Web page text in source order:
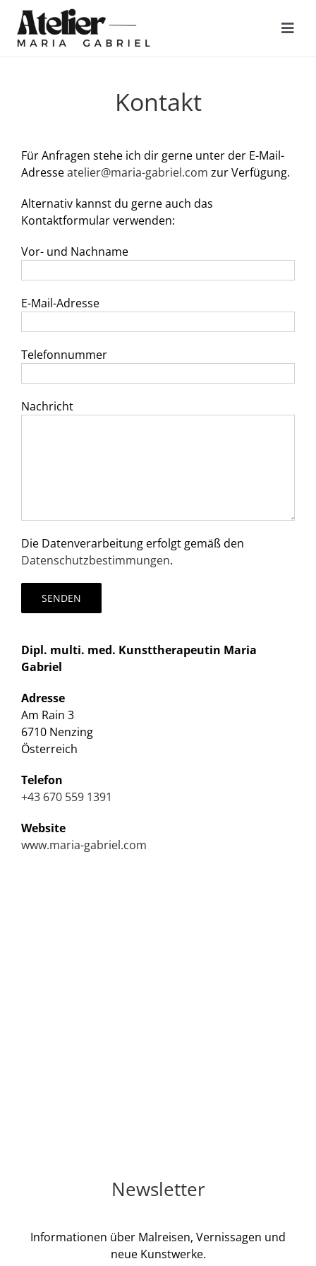
Zum
Inhalt
springen
MALREISEN
KURSE
KONTAKT
WERTGUTSCHEIN BESTELLEN
FACEBOOK
Kontakt
Für Anfragen stehe ich dir gerne unter der E-Mail-
Adresseatelier@maria-gabriel.com zur Verfügung.
Alternativ kannst du gerne auch das
Kontaktformular verwenden:
Vor- und Nachname
E-Mail-Adresse
Telefonnummer
Nachricht
Die Datenverarbeitung erfolgt gemäß den
Datenschutzbestimmungen.
Dipl. multi. med. Kunsttherapeutin Maria
Gabriel
Adresse
Am Rain 3
6710 Nenzing
Österreich
Telefon
+43 670 559 1391
Website
www.maria-gabriel.com
Newsletter
Informationen über Malreisen, Vernissagen und
neue Kunstwerke.